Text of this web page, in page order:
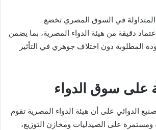
المتداولة في السوق المصري تخضع
دقيقة من هيئة الدواء المصرية، بما يضمن
المطلوبة دون اختلاف جوهري في التأثير
على سوق الدواء
الدوائي على أن هيئة الدواء المصرية تقوم
على الصيدليات ومخازن التوزيع،